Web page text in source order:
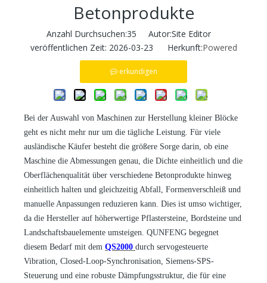
Betonprodukte
Anzahl Durchsuchen:35 Autor:Site Editor
veröffentlichen Zeit: 2026-03-23 Herkunft:Powered
erkundigen
Bei der Auswahl von Maschinen zur Herstellung kleiner Blöcke
geht es nicht mehr nur um die tägliche Leistung. Für viele
ausländische Käufer besteht die größere Sorge darin, ob eine
Maschine die Abmessungen genau, die Dichte einheitlich und die
Oberflächenqualität über verschiedene Betonprodukte hinweg
einheitlich halten und gleichzeitig Abfall, Formenverschleiß und
manuelle Anpassungen reduzieren kann. Dies ist umso wichtiger,
da die Hersteller auf höherwertige Pflastersteine, Bordsteine ​​und
Landschaftsbauelemente umsteigen. QUNFENG begegnet
diesem Bedarf mit dem QS2000 durch servogesteuerte
Vibration, Closed-Loop-Synchronisation, Siemens-SPS-
Steuerung und eine robuste Dämpfungsstruktur, die für eine